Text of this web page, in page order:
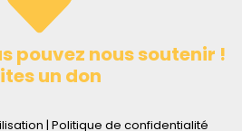
pouvez nous soutenir !
un don
| Politique de confidentialité